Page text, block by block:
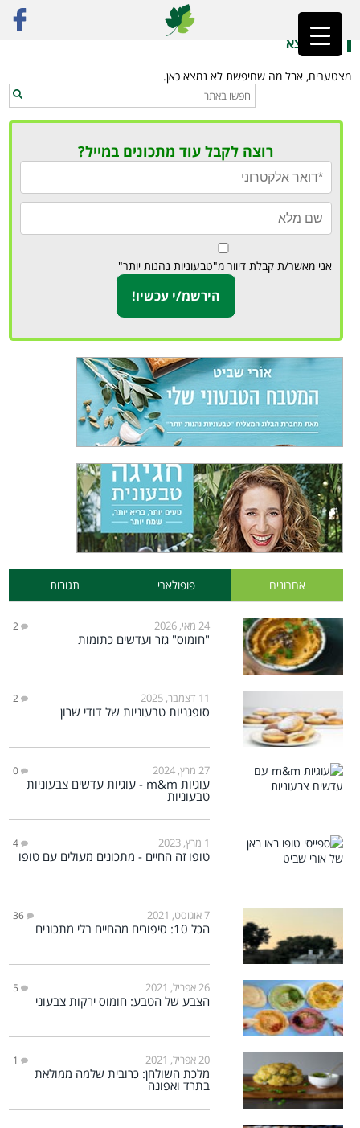
ראשי»חריימה טופו
לא נמצא
מצטערים, אבל מה שחיפשת לא נמצא כאן.
רוצה לקבל עוד מתכונים במייל?
אני מאשר/ת קבלת דיוור מ"טבעוניות נהנות יותר"
אחרונים פופולארי תגובות
24 מאי, 2026 2
"חומוס" גזר ועדשים כתומות
11 דצמבר, 2025 2
סופגניות טבעוניות של דודי שרון
27 מרץ, 2024 0
עוגיות m&m - עוגיות עדשים צבעוניות
טבעוניות
1 מרץ, 2023 4
טופו זה החיים - מתכונים מעולים עם טופו
7 אוגוסט, 2021 36
הכל 10: סיפורים מהחיים בלי מתכונים
26 אפריל, 2021 5
הצבע של הטבע: חומוס ירקות צבעוני
20 אפריל, 2021 1
מלכת השולחן: כרובית שלמה ממולאת
בתרד ואפונה